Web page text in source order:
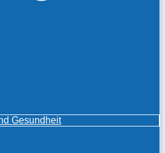
Gesundheit